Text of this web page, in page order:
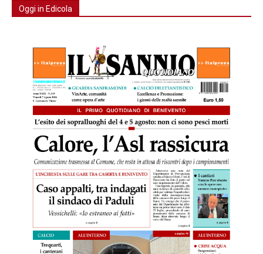
Oggi in Edicola